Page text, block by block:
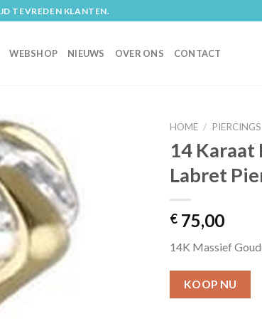
TEVREDEN KLANTEN.
WEBSHOP NIEUWS OVER ONS CONTACT
HOME / PIERCINGS
14 Karaat
Labret
€ 75,00
14K Massief
KOOP NU